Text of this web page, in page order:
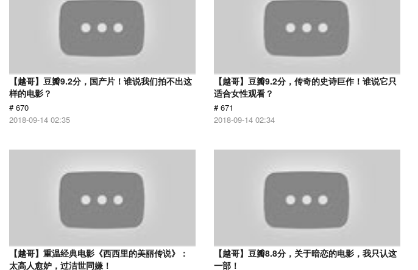
【越哥】豆瓣9.2分，国产片！谁说我们拍不出这
样的电影？
# 670
2018-09-14 02:35
【越哥】豆瓣9.2分，传奇的史诗巨作！谁说它只
适合女性观看？
# 671
2018-09-14 02:34
【越哥】重温经典电影《西西里的美丽传说》：
太高人愈妒，过洁世同嫌！
【越哥】豆瓣8.8分，关于暗恋的电影，我只认这
一部！